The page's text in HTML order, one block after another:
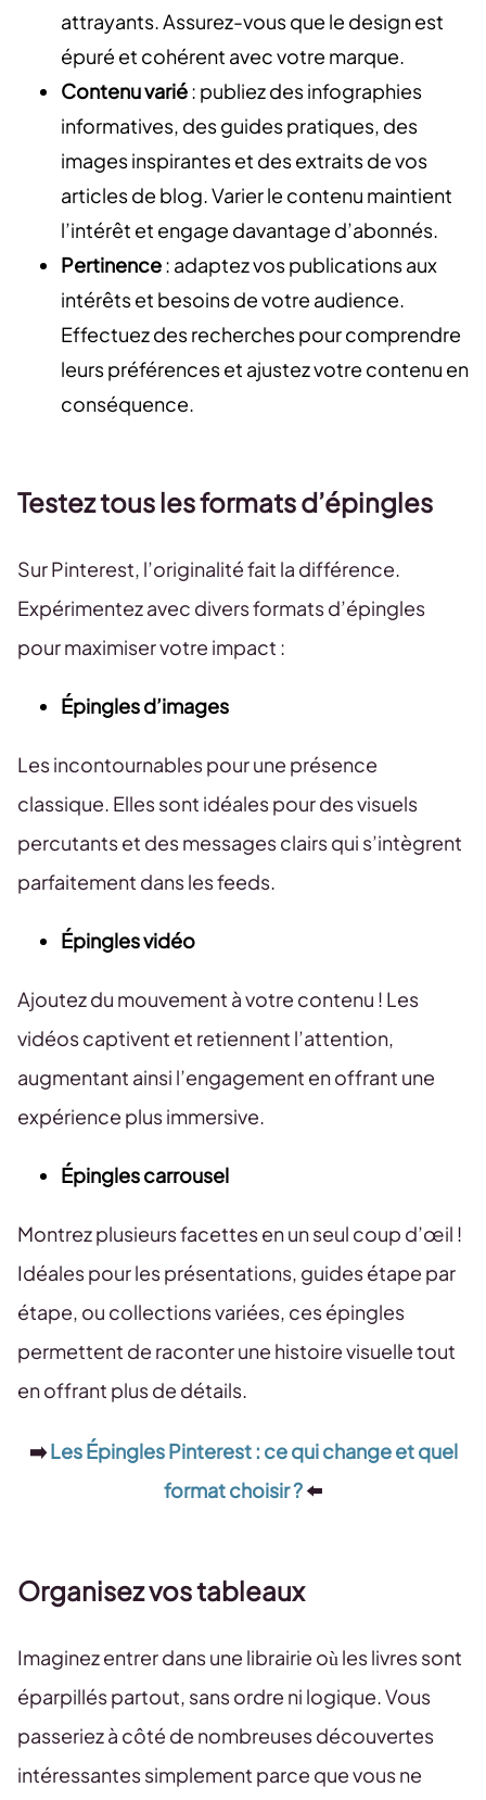
attrayants. Assurez-vous que le design est
épuré et cohérent avec votre marque.
Contenu varié: publiez des infographies
informatives, des guides pratiques, des
images inspirantes et des extraits de vos
articles de blog. Varier le contenu maintient
l’intérêt et engage davantage d’abonnés.
Pertinence: adaptez vos publications aux
intérêts et besoins de votre audience.
Effectuez des recherches pour comprendre
leurs préférences et ajustez votre contenu en
conséquence.
Testez tous les formats d’épingles
Sur Pinterest, l’originalité fait la différence.
Expérimentez avec divers formats d’épingles
pour maximiser votre impact :
Épingles d’images
Les incontournables pour une présence
classique. Elles sont idéales pour des visuels
percutants et des messages clairs qui s’intègrent
parfaitement dans les feeds.
Épingles vidéo
Ajoutez du mouvement à votre contenu ! Les
vidéos captivent et retiennent l’attention,
augmentant ainsi l’engagement en offrant une
expérience plus immersive.
Épingles carrousel
Montrez plusieurs facettes en un seul coup d’œil !
Idéales pour les présentations, guides étape par
étape, ou collections variées, ces épingles
permettent de raconter une histoire visuelle tout
en offrant plus de détails.
➡️Les Épingles Pinterest : ce qui change et quel
format choisir ?⬅️
Organisez vos tableaux
Imaginez entrer dans une librairie où les livres sont
éparpillés partout, sans ordre ni logique. Vous
passeriez à côté de nombreuses découvertes
intéressantes simplement parce que vous ne